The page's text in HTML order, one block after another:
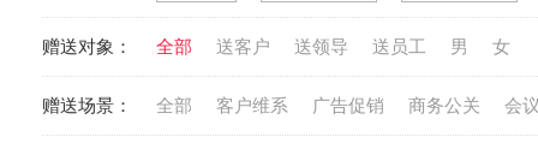
赠送对象： 全部 送客户 送领导 送员工 男 女
赠送场景： 全部 客户维系 广告促销 商务公关 会